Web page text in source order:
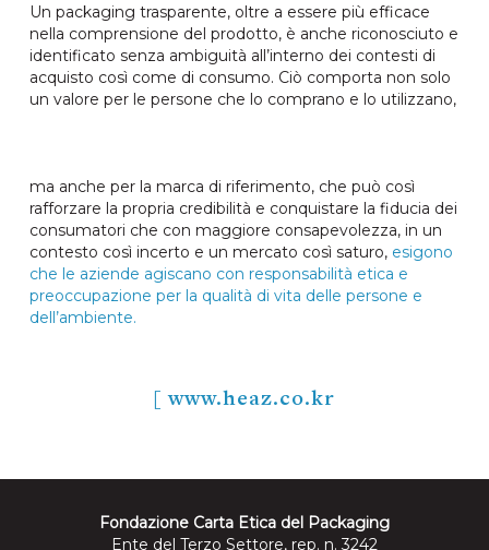
Un packaging trasparente, oltre a essere più efficace
nella comprensione del prodotto, è anche riconosciuto e
identificato senza ambiguità all’interno dei contesti di
acquisto così come di consumo. Ciò comporta non solo
un valore per le persone che lo comprano e lo utilizzano,
ma anche per la marca di riferimento, che può così
rafforzare la propria credibilità e conquistare la fiducia dei
consumatori che con maggiore consapevolezza, in un
contesto così incerto e un mercato così saturo, esigono
che le aziende agiscano con responsabilità etica e
preoccupazione per la qualità di vita delle persone e
dell’ambiente.
[ www.heaz.co.kr
Fondazione Carta Etica del Packaging
Ente del Terzo Settore, rep. n. 3242